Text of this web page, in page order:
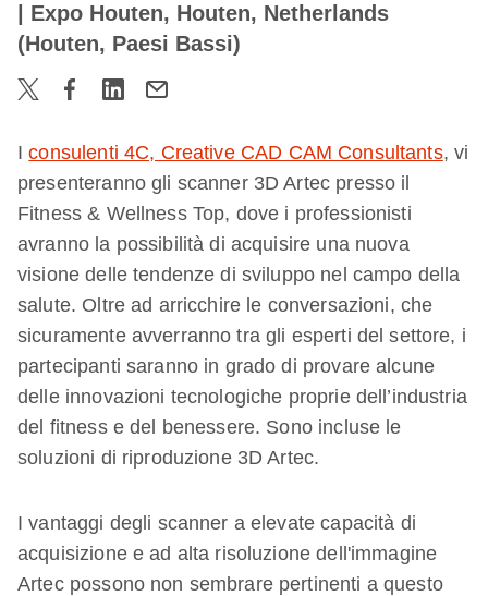
| Expo Houten, Houten, Netherlands
(Houten, Paesi Bassi)
Iconsulenti 4C, Creative CAD CAM Consultants, vi
presenteranno gli scanner 3D Artec presso il
Fitness & Wellness Top, dove i professionisti
avranno la possibilità di acquisire una nuova
visione delle tendenze di sviluppo nel campo della
salute. Oltre ad arricchire le conversazioni, che
sicuramente avverranno tra gli esperti del settore, i
partecipanti saranno in grado di provare alcune
delle innovazioni tecnologiche proprie dell’industria
del fitness e del benessere. Sono incluse le
soluzioni di riproduzione 3D Artec.
I vantaggi degli scanner a elevate capacità di
acquisizione e ad alta risoluzione dell'immagine
Artec possono non sembrare pertinenti a questo